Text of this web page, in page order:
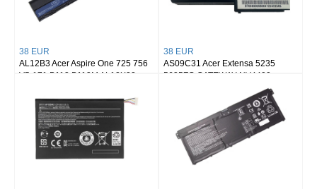
38 EUR
AL12B3 Acer Aspire One 725 756
V5-171 B113 B113M AL12X32
38 EUR
AS09C31 Acer Extensa 5235
5635ZG GATEWAY NV4400